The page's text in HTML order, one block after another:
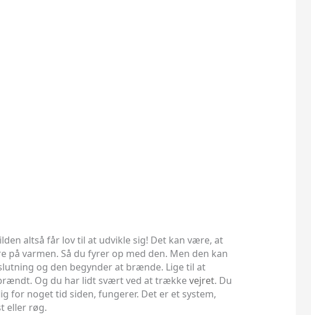
altså får lov til at udvikle sig! Det kan være, at
varmen. Så du fyrer op med den. Men den kan
og den begynder at brænde. Lige til at
Og du har lidt svært ved at trækkevejret. Du
for noget tid siden, fungerer. Det er et system,
eller røg.